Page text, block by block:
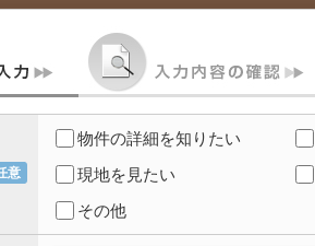
意
物件の詳細を知りたい
現地を見たい
その他